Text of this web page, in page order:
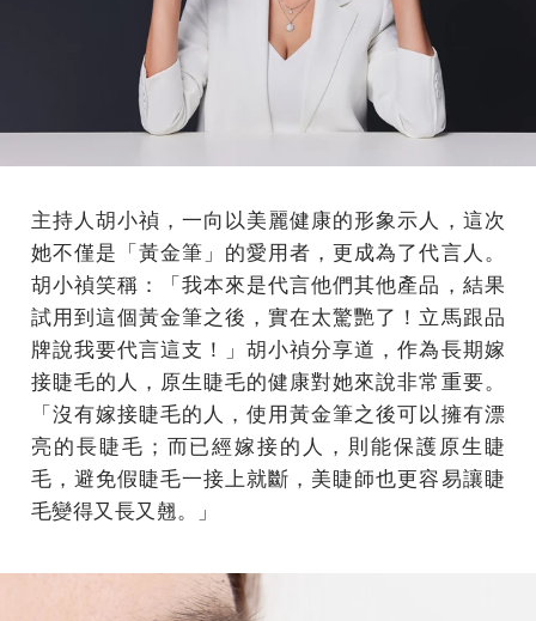
主持人胡小禎，一向以美麗健康的形象示人，這次
她不僅是「黃金筆」的愛用者，更成為了代言人。
胡小禎笑稱：「我本來是代言他們其他產品，結果
試用到這個黃金筆之後，實在太驚艷了！立馬跟品
牌說我要代言這支！」胡小禎分享道，作為長期嫁
接睫毛的人，原生睫毛的健康對她來說非常重要。
「沒有嫁接睫毛的人，使用黃金筆之後可以擁有漂
亮的長睫毛；而已經嫁接的人，則能保護原生睫
毛，避免假睫毛一接上就斷，美睫師也更容易讓睫
毛變得又長又翹。」